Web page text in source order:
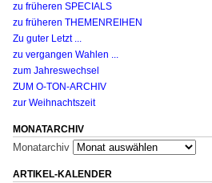
zu früheren SPECIALS
zu früheren THEMENREIHEN
Zu guter Letzt ...
zu vergangen Wahlen ...
zum Jahreswechsel
ZUM O-TON-ARCHIV
zur Weihnachtszeit
MONATARCHIV
Monatarchiv
ARTIKEL-KALENDER